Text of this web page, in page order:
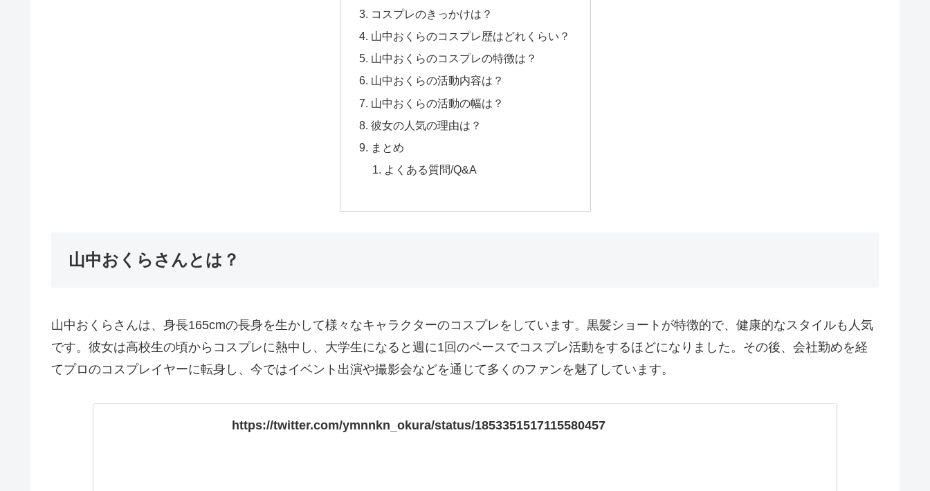
コスプレのきっかけは？
山中おくらのコスプレ歴はどれくらい？
山中おくらのコスプレの特徴は？
山中おくらの活動内容は？
山中おくらの活動の幅は？
彼女の人気の理由は？
まとめ
よくある質問/Q&A
山中おくらさんとは？
山中おくらさんは、身長165cmの長身を生かして様々なキャラクターのコスプレをしています。黒髪ショートが特徴的で、健康的なスタイルも人気
です。彼女は高校生の頃からコスプレに熱中し、大学生になると週に1回のペースでコスプレ活動をするほどになりました。その後、会社勤めを経
てプロのコスプレイヤーに転身し、今ではイベント出演や撮影会などを通じて多くのファンを魅了しています。
https://twitter.com/ymnnkn_okura/status/1853351517115580457